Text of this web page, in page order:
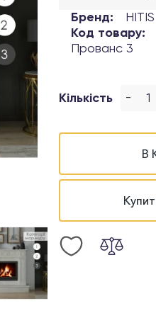
Бренд:
HITIS
Код товару:
Прованс 3
Кількість -
В